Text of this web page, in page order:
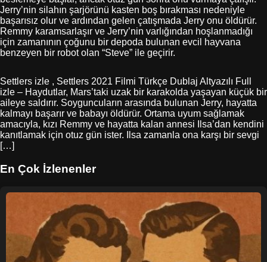
Jerry’nin silahın şarjörünü kasten boş bırakması nedeniyle
başarısız olur ve ardından gelen çatışmada Jerry onu öldürür.
Remmy karamsarlaşır ve Jerry’nin varlığından hoşlanmadığı
için zamanının çoğunu bir depoda bulunan evcil hayvana
benzeyen bir robot olan “Steve” ile geçirir.
Settlers izle , Settlers 2021 Filmi Türkçe Dublaj Altyazılı Full
izle – Haydutlar, Mars’taki uzak bir karakolda yaşayan küçük bir
aileye saldırır. Soyguncuların arasında bulunan Jerry, hayatta
kalmayı başarır ve babayı öldürür. Ortama uyum sağlamak
amacıyla, kızı Remmy ve hayatta kalan annesi Ilsa’dan kendini
kanıtlamak için otuz gün ister. Ilsa zamanla ona karşı bir sevgi
[…]
En Çok İzlenenler